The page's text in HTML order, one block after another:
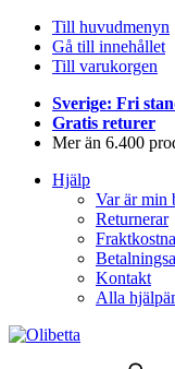
Till huvudmenyn
Gå till innehållet
Till varukorgen
Sverige: Fri
Gratis returer
Mer än 6.400
Hjälp
Var är min
Returnerar
Kontakt
Alla